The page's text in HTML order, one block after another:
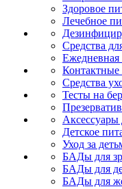
Здоровое
Лечебное
Средства
Ежедневная
Средства
Тесты на
Аксессуары
Детское
Уход за
БАДы для
БАДы для
БАДы для